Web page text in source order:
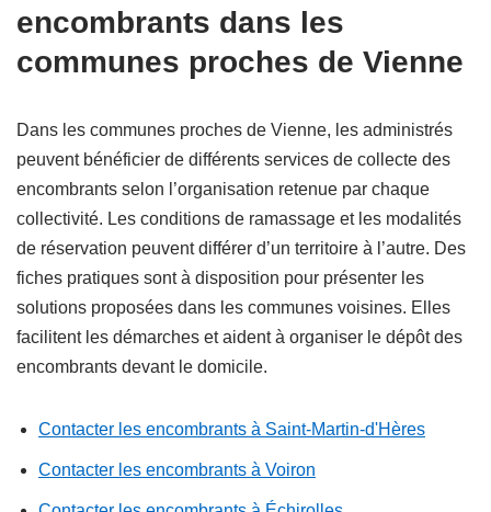
encombrants dans les
communes proches de Vienne
Dans les communes proches de Vienne, les administrés
peuvent bénéficier de différents services de collecte des
encombrants selon l’organisation retenue par chaque
collectivité. Les conditions de ramassage et les modalités
de réservation peuvent différer d’un territoire à l’autre. Des
fiches pratiques sont à disposition pour présenter les
solutions proposées dans les communes voisines. Elles
facilitent les démarches et aident à organiser le dépôt des
encombrants devant le domicile.
Contacter les encombrants à Saint-Martin-d'Hères
Contacter les encombrants à Voiron